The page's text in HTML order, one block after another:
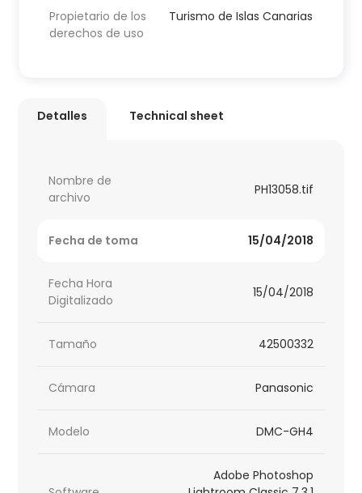
Propietario de los
derechos de uso
Turismo de Islas Canarias
Detalles Technical sheet
Nombre de
archivo
PH13058.tif
Fecha de toma 15/04/2018
Fecha Hora
Digitalizado
15/04/2018
Tamaño 42500332
Cámara Panasonic
Modelo DMC-GH4
Adobe Photoshop